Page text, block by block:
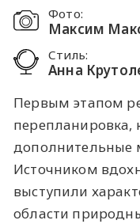
Фото:
Максим
Стиль:
Анна
Первым этапом
перепланировка,
дополнительные
Источником
выступили
области